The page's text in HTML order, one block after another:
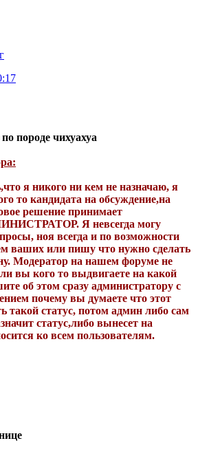
породе чихуахуа
я никого ни кем не назначаю, я
то кандидата на обсуждение,на
решение принимает
Я невсегда могу
ноя всегда и по возможности
ваших или пишу что нужно сделать
Модератор на нашем форуме не
вы кого то выдвигаете на какой
об этом сразу администратору с
почему вы думаете что этот
такой статус, потом админ либо сам
статус,либо вынесет на
ко всем пользователям.